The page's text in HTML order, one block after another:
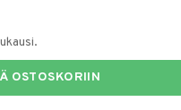
OSTOSKORIIN